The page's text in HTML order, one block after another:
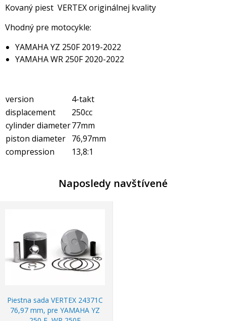
Kovaný piest VERTEX originálnej kvality
Vhodný pre motocykle:
YAMAHA YZ 250F 2019-2022
YAMAHA WR 250F 2020-2022
version
4-takt
displacement
250cc
cylinder diameter77mm
piston diameter 76,97mm
compression
13,8:1
Naposledy navštívené
Piestna sada VERTEX 24371C
76,97 mm, pre YAMAHA YZ